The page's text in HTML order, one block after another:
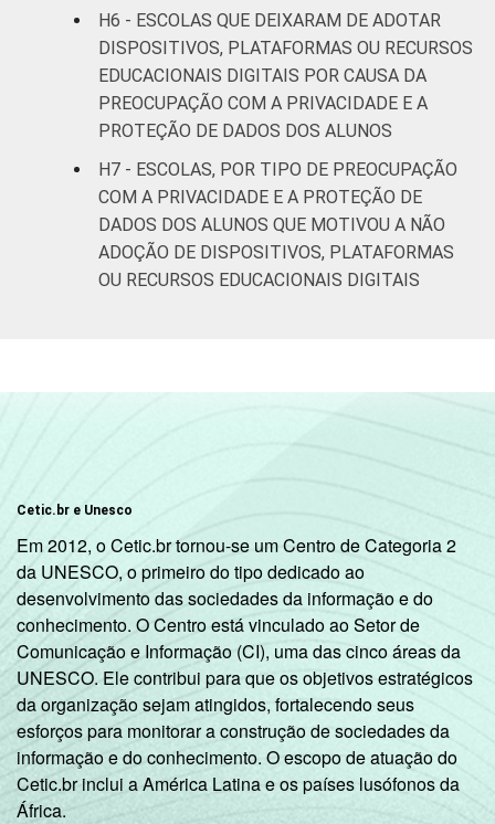
Profissional
PORTE
Até 50
matrículas
21
matrículas
28 61
De 151 a 300
matrículas
26 70
De 501 a
matrículas
Fonte: CGI.br/NIC.br, Centro Regional de
Estudos para o Desenvolvimento da
Sociedade da Informação (Cetic.br),
Pesquisa sobre o uso das tecnologias de
informação e comunicação nas escolas
brasileiras - TIC Educação 2022
H6 - ESCOLAS QUE DEIXARAM DE ADOTAR
DISPOSITIVOS, PLATAFORMAS OU RECURSOS
EDUCACIONAIS DIGITAIS POR CAUSA DA
PREOCUPAÇÃO COM A PRIVACIDADE E A
PROTEÇÃO DE DADOS DOS ALUNOS
H7 - ESCOLAS, POR TIPO DE PREOCUPAÇÃO
COM A PRIVACIDADE E A PROTEÇÃO DE
DADOS DOS ALUNOS QUE MOTIVOU A NÃO
ADOÇÃO DE DISPOSITIVOS, PLATAFORMAS
OU RECURSOS EDUCACIONAIS DIGITAIS
Cetic.br e Unesco
Em 2012, o Cetic.br tornou-se um Centro de Categoria 2
da UNESCO, o primeiro do tipo dedicado ao
desenvolvimento das sociedades da informação e do
conhecimento. O Centro está vinculado ao Setor de
Comunicação e Informação (CI), uma das cinco áreas da
UNESCO. Ele contribui para que os objetivos estratégicos
da organização sejam atingidos, fortalecendo seus
esforços para monitorar a construção de sociedades da
informação e do conhecimento. O escopo de atuação do
Cetic.br inclui a América Latina e os países lusófonos da
África.